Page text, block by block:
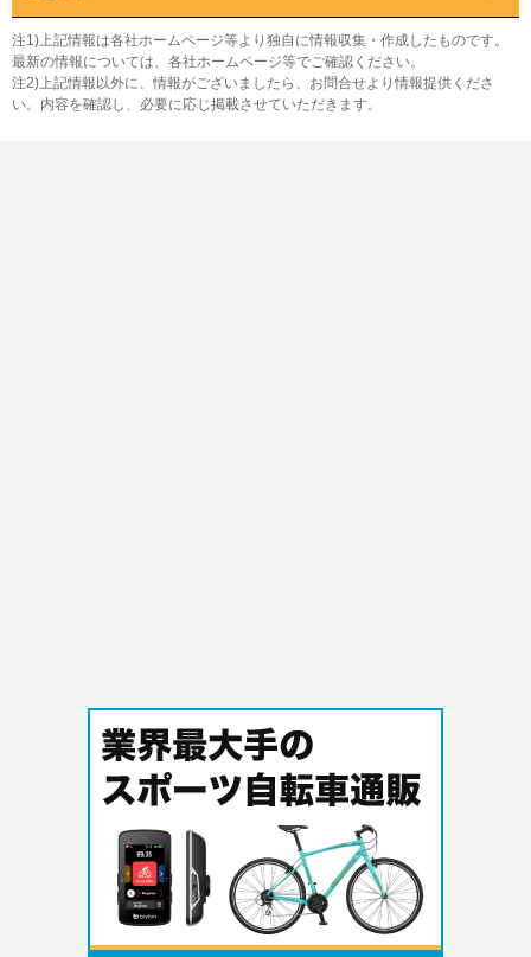
注1)上記情報は各社ホームページ等より独自に情報収集・作成したものです。
最新の情報については、各社ホームページ等でご確認ください。
注2)上記情報以外に、情報がございましたら、お問合せより情報提供くださ
い。内容を確認し、必要に応じ掲載させていただきます。